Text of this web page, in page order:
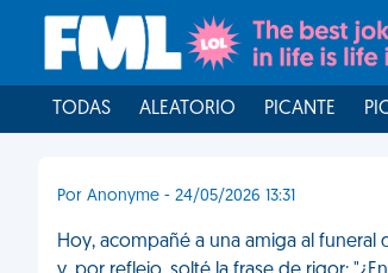
TODAS ALEATORIO PICANTE
Por Anonyme - 24/05/2026 13:31
Hoy, acompañé a una amiga al funeral